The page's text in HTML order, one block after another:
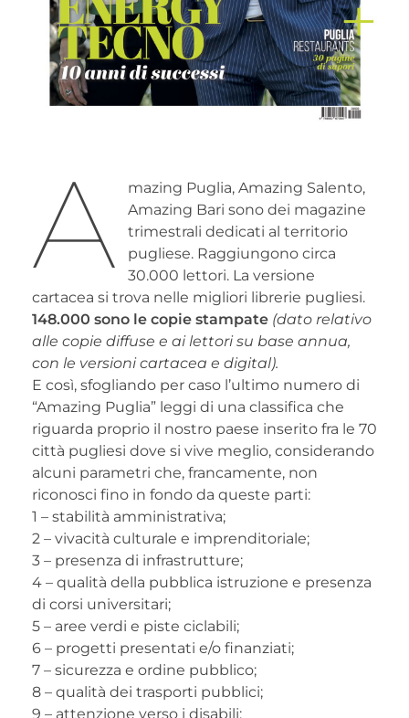
A
mazing Puglia, Amazing Salento,
Amazing Bari sono dei magazine
trimestrali dedicati al territorio
pugliese. Raggiungono circa
30.000 lettori. La versione
cartacea si trova nelle migliori librerie pugliesi.
148.000 sono le copie stampate (dato relativo
alle copie diffuse e ai lettori su base annua,
con le versioni cartacea e digital).
E così, sfogliando per caso l’ultimo numero di
“Amazing Puglia” leggi di una classifica che
riguarda proprio il nostro paese inserito fra le 70
città pugliesi dove si vive meglio, considerando
alcuni parametri che, francamente, non
riconosci fino in fondo da queste parti:
1 – stabilità amministrativa;
2 – vivacità culturale e imprenditoriale;
3 – presenza di infrastrutture;
4 – qualità della pubblica istruzione e presenza
di corsi universitari;
5 – aree verdi e piste ciclabili;
6 – progetti presentati e/o finanziati;
7 – sicurezza e ordine pubblico;
8 – qualità dei trasporti pubblici;
9 – attenzione verso i disabili;